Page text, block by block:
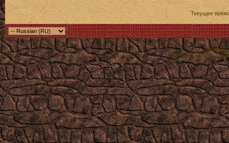
Текущее
Powered
Copyright ©2000 -